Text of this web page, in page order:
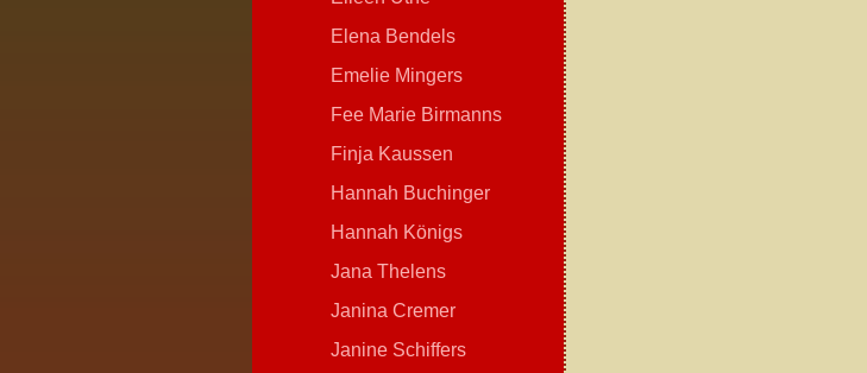
Elena Bendels
Emelie Mingers
Fee Marie Birmanns
Finja Kaussen
Hannah Buchinger
Hannah Königs
Jana Thelens
Janina Cremer
Janine Schiffers